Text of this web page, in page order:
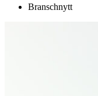
Branschnytt